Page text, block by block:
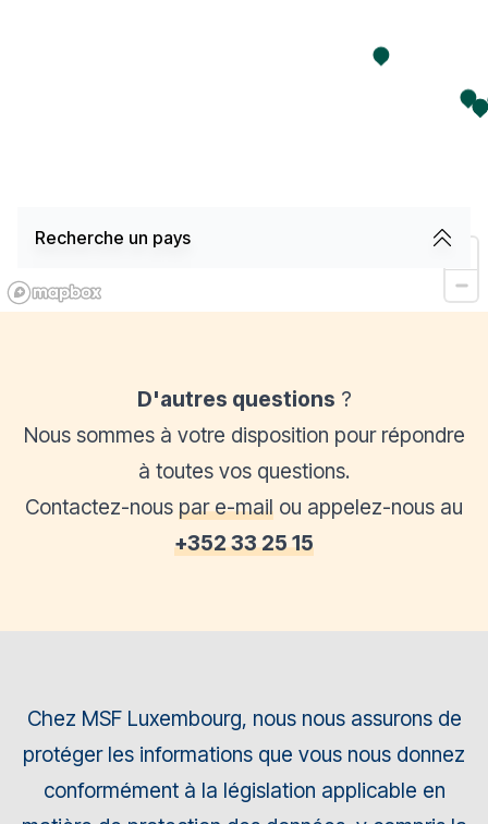
Recherche un pays
D'autres questions ?
Nous sommes à votre disposition pour répondre
à toutes vos questions.
Contactez-nous par e-mail ou appelez-nous au
+352 33 25 15
Chez MSF Luxembourg, nous nous assurons de
protéger les informations que vous nous donnez
conformément à la législation applicable en